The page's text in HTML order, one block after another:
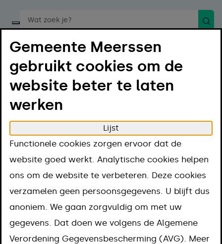
Start een spraakopdracht
Menu
Home Regelen
Bouwen en verbouwen
Bouwen, verbouwen of slopen
Asbest verwijderen
Asbest
verwijderen
Gemeente Meerssen
gebruikt cookies om de
website beter te laten
werken
Lijst
Functionele cookies zorgen ervoor dat de
website goed werkt. Analytische cookies helpen
ons om de website te verbeteren. Deze cookies
verzamelen geen persoonsgegevens. U blijft dus
anoniem. We gaan zorgvuldig om met uw
gegevens. Dat doen we volgens de Algemene
Verordening Gegevensbescherming (AVG). Meer